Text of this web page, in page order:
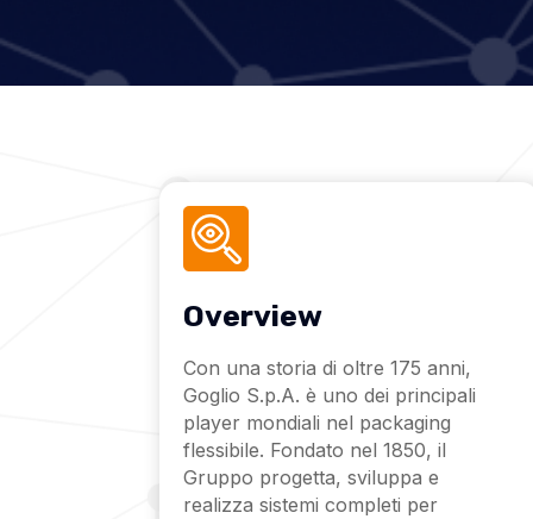
Overview
Con una storia di oltre 175 anni,
Goglio S.p.A. è uno dei principali
player mondiali nel packaging
flessibile. Fondato nel 1850, il
Gruppo progetta, sviluppa e
realizza sistemi completi per